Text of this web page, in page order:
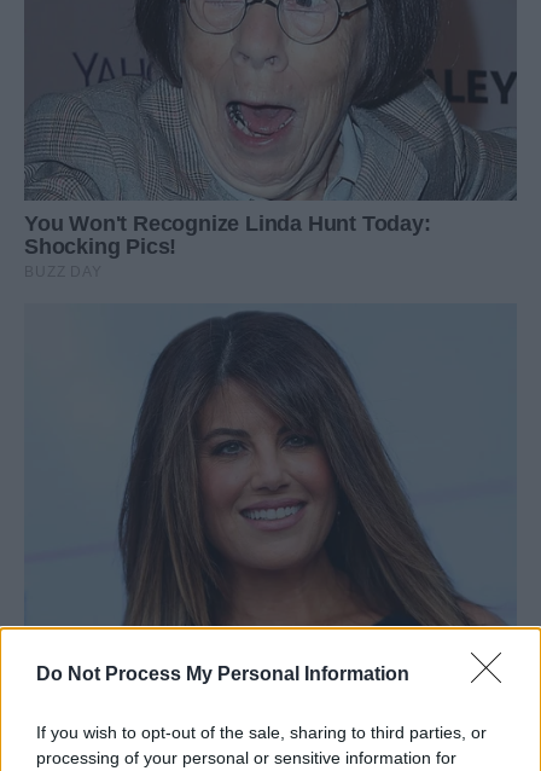
Do Not Process My Personal Information
If you wish to opt-out of the sale, sharing to third parties, or
processing of your personal or sensitive information for